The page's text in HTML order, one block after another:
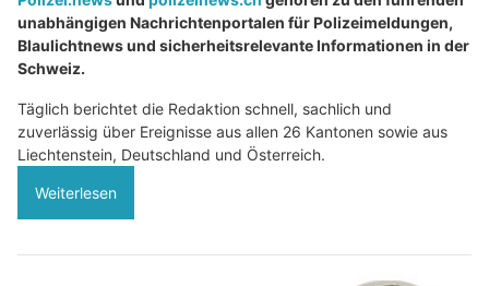
unabhängigen Nachrichtenportalen für Polizeimeldungen,
Blaulichtnews und sicherheitsrelevante Informationen in der
Schweiz.
Täglich berichtet die Redaktion schnell, sachlich und
zuverlässig über Ereignisse aus allen 26 Kantonen sowie aus
Liechtenstein, Deutschland und Österreich.
Weiterlesen